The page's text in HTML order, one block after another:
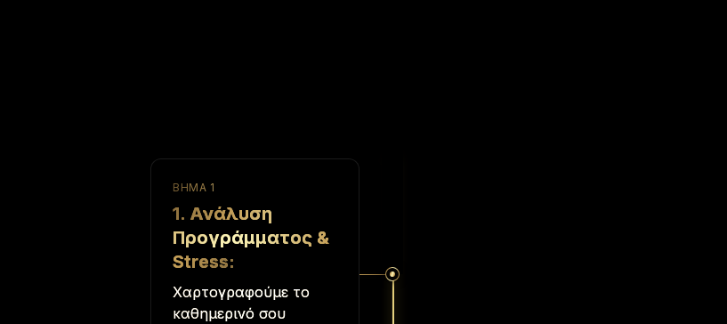
ΒΉΜΑ 1
1. Ανάλυση
Προγράμματος &
Stress:
Χαρτογραφούμε το
καθημερινό σου